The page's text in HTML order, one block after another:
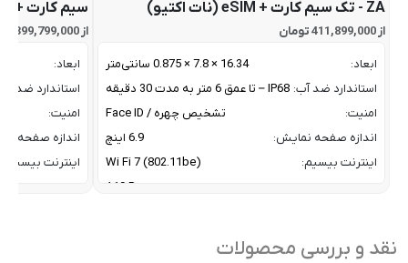
ZA - تک سیم کارت + eSIM (نات اکتیو)
از 411,899,000 تومان
ابعاد:
16.34 × 7.8 × 0.875 سانتی‌متر
استاندارد ضد آب: IP68 – تا عمق 6 متر به مدت 30 دقیقه
امنیت:
تشخیص چهره / Face ID
اندازه صفحه نمایش:
6.9 اینچ
اینترنت بیسیم:
Wi Fi 7 (802.11be)
A19 Pro
تراکم پیکسلی:
سیم کارت + eSIM (نات اکتیو)
از 399,799,000 تومان
ابعاد:
استاندارد ضد
امنیت:
اندازه صفحه
اینترنت بیسیم:
نقد و بررسی محصولات